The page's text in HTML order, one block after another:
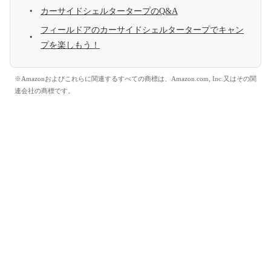
カーサイドシェルタータープのQ&A
フィールドアのカーサイドシェルタータープでキャン
プを楽しもう！
※Amazonおよびこれらに関連するすべての商標は、Amazon.com, Inc.又はその関
連会社の商標です。